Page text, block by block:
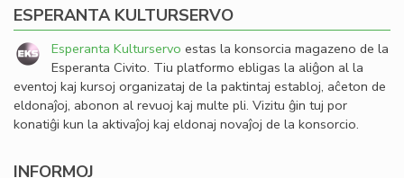
ESPERANTA KULTURSERVO
Esperanta Kulturservo estas la konsorcia magazeno de la
Esperanta Civito. Tiu platformo ebligas la aliĝon al la
eventoj kaj kursoj organizataj de la paktintaj establoj, aĉeton de
eldonaĵoj, abonon al revuoj kaj multe pli. Vizitu ĝin tuj por
konatiĝi kun la aktivaĵoj kaj eldonaj novaĵoj de la konsorcio.
INFORMOJ